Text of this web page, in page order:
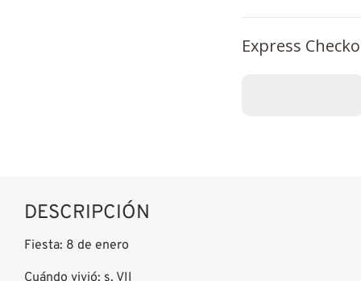
Express
DESCRIPCIÓN
Fiesta: 8 de enero
Cuándo vivió: s. VII